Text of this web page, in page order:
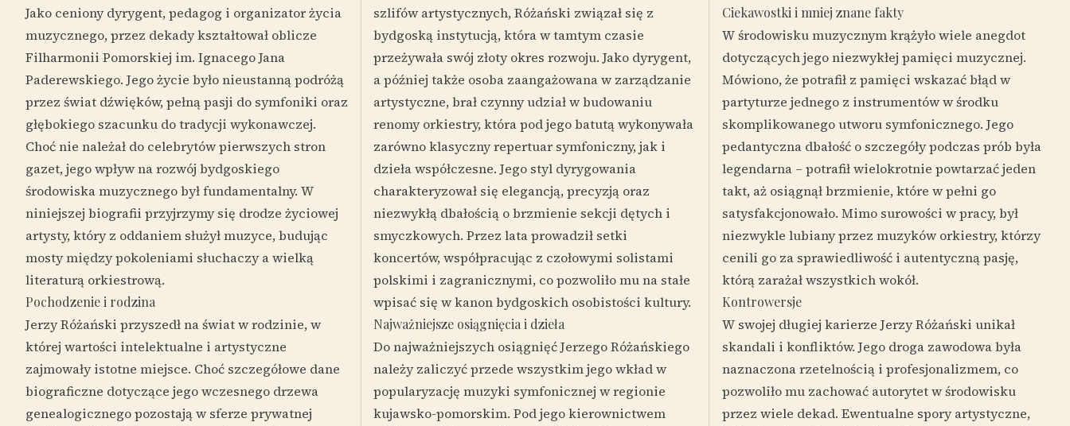
Jako ceniony dyrygent, pedagog i organizator życia
muzycznego, przez dekady kształtował oblicze
Filharmonii Pomorskiej im. Ignacego Jana
Paderewskiego. Jego życie było nieustanną podróżą
przez świat dźwięków, pełną pasji do symfoniki oraz
głębokiego szacunku do tradycji wykonawczej.
Choć nie należał do celebrytów pierwszych stron
gazet, jego wpływ na rozwój bydgoskiego
środowiska muzycznego był fundamentalny. W
niniejszej biografii przyjrzymy się drodze życiowej
artysty, który z oddaniem służył muzyce, budując
mosty między pokoleniami słuchaczy a wielką
literaturą orkiestrową.
Pochodzenie i rodzina
Jerzy Różański przyszedł na świat w rodzinie, w
której wartości intelektualne i artystyczne
zajmowały istotne miejsce. Choć szczegółowe dane
biograficzne dotyczące jego wczesnego drzewa
genealogicznego pozostają w sferze prywatnej
szlifów artystycznych, Różański związał się z
bydgoską instytucją, która w tamtym czasie
przeżywała swój złoty okres rozwoju. Jako dyrygent,
a później także osoba zaangażowana w zarządzanie
artystyczne, brał czynny udział w budowaniu
renomy orkiestry, która pod jego batutą wykonywała
zarówno klasyczny repertuar symfoniczny, jak i
dzieła współczesne. Jego styl dyrygowania
charakteryzował się elegancją, precyzją oraz
niezwykłą dbałością o brzmienie sekcji dętych i
smyczkowych. Przez lata prowadził setki
koncertów, współpracując z czołowymi solistami
polskimi i zagranicznymi, co pozwoliło mu na stałe
wpisać się w kanon bydgoskich osobistości kultury.
Najważniejsze osiągnięcia i dzieła
Do najważniejszych osiągnięć Jerzego Różańskiego
należy zaliczyć przede wszystkim jego wkład w
popularyzację muzyki symfonicznej w regionie
kujawsko-pomorskim. Pod jego kierownictwem
Ciekawostki i mniej znane fakty
W środowisku muzycznym krążyło wiele anegdot
dotyczących jego niezwykłej pamięci muzycznej.
Mówiono, że potrafił z pamięci wskazać błąd w
partyturze jednego z instrumentów w środku
skomplikowanego utworu symfonicznego. Jego
pedantyczna dbałość o szczegóły podczas prób była
legendarna – potrafił wielokrotnie powtarzać jeden
takt, aż osiągnął brzmienie, które w pełni go
satysfakcjonowało. Mimo surowości w pracy, był
niezwykle lubiany przez muzyków orkiestry, którzy
cenili go za sprawiedliwość i autentyczną pasję,
którą zarażał wszystkich wokół.
Kontrowersje
W swojej długiej karierze Jerzy Różański unikał
skandali i konfliktów. Jego droga zawodowa była
naznaczona rzetelnością i profesjonalizmem, co
pozwoliło mu zachować autorytet w środowisku
przez wiele dekad. Ewentualne spory artystyczne,